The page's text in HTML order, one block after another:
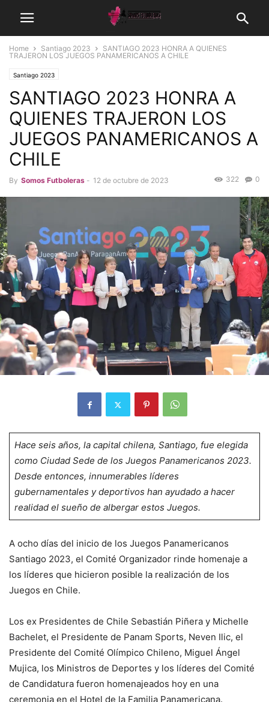
Home Santiago 2023
SANTIAGO 2023 HONRA A QUIENES
TRAJERON LOS JUEGOS PANAMERICANOS A CHILE
Santiago 2023
SANTIAGO 2023 HONRA A
QUIENES TRAJERON LOS
JUEGOS PANAMERICANOS A
CHILE
By Somos Futboleras - 12 de octubre de 2023 0
322
Hace seis años, la capital chilena, Santiago, fue elegida
como Ciudad Sede de los Juegos Panamericanos 2023.
Desde entonces, innumerables líderes
gubernamentales y deportivos han ayudado a hacer
realidad el sueño de albergar estos Juegos.
A ocho días del inicio de los Juegos Panamericanos
Santiago 2023, el Comité Organizador rinde homenaje a
los líderes que hicieron posible la realización de los
Juegos en Chile.
Los ex Presidentes de Chile Sebastián Piñera y Michelle
Bachelet, el Presidente de Panam Sports, Neven Ilic, el
Presidente del Comité Olímpico Chileno, Miguel Ángel
Mujica, los Ministros de Deportes y los líderes del Comité
de Candidatura fueron homenajeados hoy en una
ceremonia en el Hotel de la Familia Panamericana.